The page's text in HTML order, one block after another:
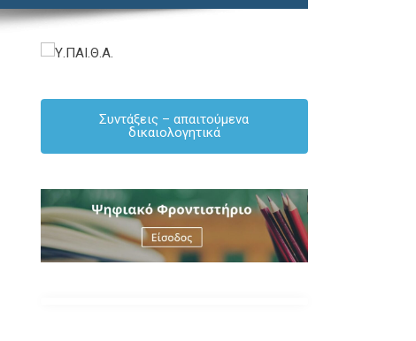
Συντάξεις – απαιτούμενα
δικαιολογητικά